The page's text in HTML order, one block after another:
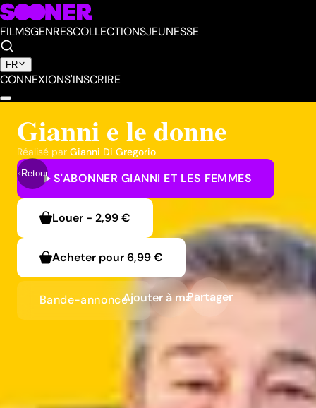
FILMSGENRESCOLLECTIONSJEUNESSE
FR
CONNEXIONS'INSCRIRE
Retour
Gianni e le donne
Réalisé par Gianni Di Gregorio
S'ABONNER GIANNI ET LES FEMMES
Louer - 2,99 €
Acheter pour6,99 €
Bande-annonceAjouter à ma liste
Partager